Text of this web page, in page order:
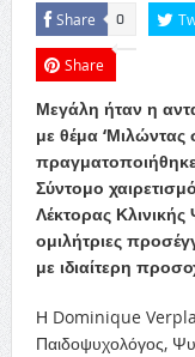
Share 0
Share
Μεγάλη ήταν η
με θέμα
Σύντομο
Λέκτορας Κλινικής
ομιλήτριες
με ιδιαίτερη
Η Dominique
Παιδοψυχολόγος,